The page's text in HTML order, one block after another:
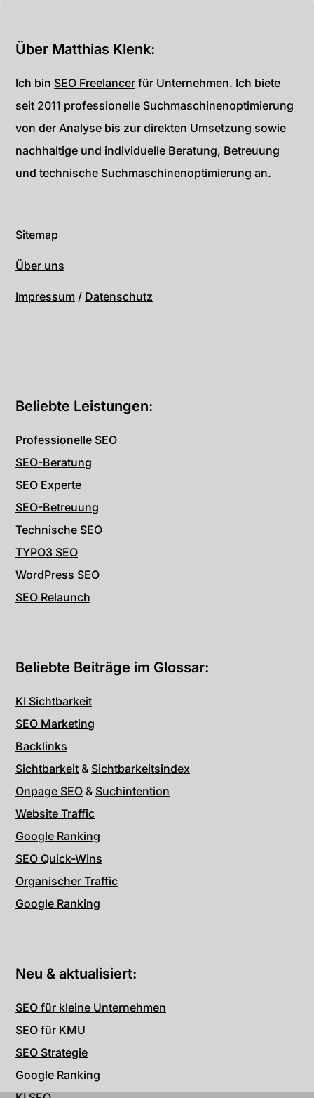
Über Matthias Klenk:
Ich bin SEO Freelancer für Unternehmen. Ich biete
seit 2011 professionelle Suchmaschinenoptimierung
von der Analyse bis zur direkten Umsetzung sowie
nachhaltige und individuelle Beratung, Betreuung
und technische Suchmaschinenoptimierung an.
Sitemap
Über uns
Impressum / Datenschutz
Beliebte Leistungen:
Professionelle SEO
SEO-Beratung
SEO Experte
SEO-Betreuung
Technische SEO
TYPO3 SEO
WordPress SEO
SEO Relaunch
Beliebte Beiträge im Glossar:
KI Sichtbarkeit
SEO Marketing
Backlinks
Sichtbarkeit & Sichtbarkeitsindex
Onpage SEO & Suchintention
Website Traffic
Google Ranking
SEO Quick-Wins
Organischer Traffic
Google Ranking
Neu & aktualisiert:
SEO für kleine Unternehmen
SEO für KMU
SEO Strategie
Google Ranking